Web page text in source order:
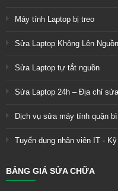
Máy tính Laptop bị treo
Sửa Laptop Không Lên Nguồn
Sửa Laptop tự tắt nguồn
Sửa Laptop 24h – Địa chỉ
Dịch vụ sửa máy tính quận
Tuyển dụng nhân viên IT -
BẢNG GIÁ SỬA CHỮA